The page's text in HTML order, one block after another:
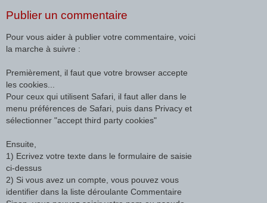
Publier un commentaire
Pour vous aider à publier votre commentaire, voici
la marche à suivre :
Premièrement, il faut que votre browser accepte
les cookies...
Pour ceux qui utilisent Safari, il faut aller dans le
menu préférences de Safari, puis dans Privacy et
sélectionner "accept third party cookies"
Ensuite,
1) Ecrivez votre texte dans le formulaire de saisie
ci-dessus
2) Si vous avez un compte, vous pouvez vous
identifier dans la liste déroulante Commentaire